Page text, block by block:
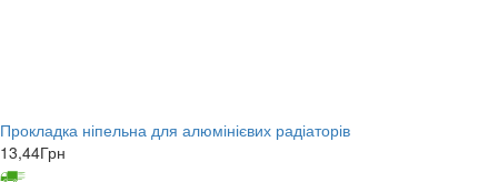
Прокладка ніпельна для алюмінієвих радіаторів
13,44Грн